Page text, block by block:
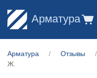
Арматура
Арматура Отзывы
Ж.